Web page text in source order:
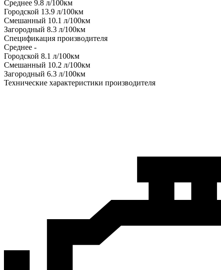
Среднее 9.8 л/100км
Городской 13.9 л/100км
Смешанный 10.1 л/100км
Загородный 8.3 л/100км
Спецификация производителя
Среднее -
Городской 8.1 л/100км
Смешанный 10.2 л/100км
Загородный 6.3 л/100км
Технические характеристики производителя